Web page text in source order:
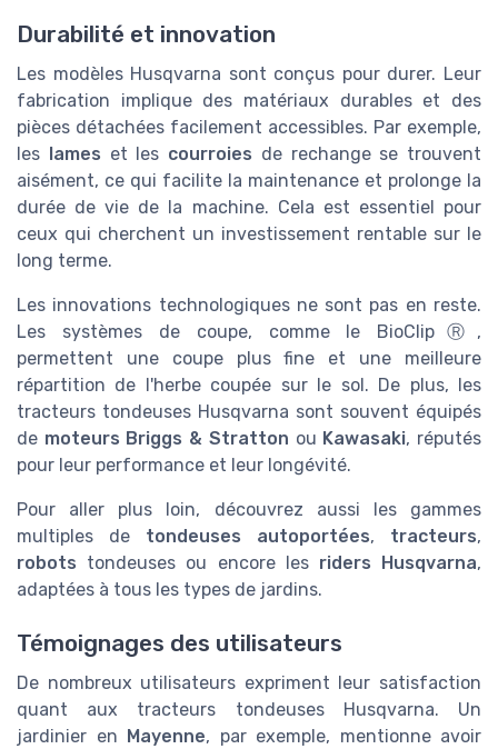
Durabilité et innovation
Les modèles Husqvarna sont conçus pour durer. Leur
fabrication implique des matériaux durables et des
pièces détachées facilement accessibles. Par exemple,
les lames et les courroies de rechange se trouvent
aisément, ce qui facilite la maintenance et prolonge la
durée de vie de la machine. Cela est essentiel pour
ceux qui cherchent un investissement rentable sur le
long terme.
Les innovations technologiques ne sont pas en reste.
Les systèmes de coupe, comme le BioClipⓇ,
permettent une coupe plus fine et une meilleure
répartition de l'herbe coupée sur le sol. De plus, les
tracteurs tondeuses Husqvarna sont souvent équipés
de moteurs Briggs & Stratton ou Kawasaki, réputés
pour leur performance et leur longévité.
Pour aller plus loin, découvrez aussi les gammes
multiples de tondeuses autoportées, tracteurs,
robots tondeuses ou encore les riders Husqvarna,
adaptées à tous les types de jardins.
Témoignages des utilisateurs
De nombreux utilisateurs expriment leur satisfaction
quant aux tracteurs tondeuses Husqvarna. Un
jardinier en
Mayenne, par exemple, mentionne avoir